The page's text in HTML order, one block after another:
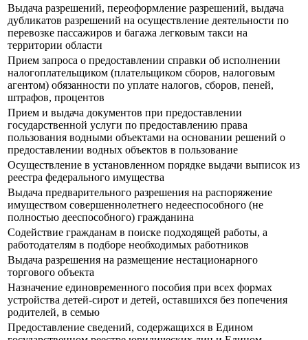
Выдача разрешений, переоформление разрешений, выдача
дубликатов разрешений на осуществление деятельности по
перевозке пассажиров и багажа легковым такси на
территории области
Прием запроса о предоставлении справки об исполнении
налогоплательщиком (плательщиком сборов, налоговым
агентом) обязанности по уплате налогов, сборов, пеней,
штрафов, процентов
Прием и выдача документов при предоставлении
государственной услуги по предоставлению права
пользования водными объектами на основании решений о
предоставлении водных объектов в пользование
Осуществление в установленном порядке выдачи выписок из
реестра федерального имущества
Выдача предварительного разрешения на распоряжение
имуществом совершеннолетнего недееспособного (не
полностью дееспособного) гражданина
Содействие гражданам в поиске подходящей работы, а
работодателям в подборе необходимых работников
Выдача разрешения на размещение нестационарного
торгового объекта
Назначение единовременного пособия при всех формах
устройства детей-сирот и детей, оставшихся без попечения
родителей, в семью
Предоставление сведений, содержащихся в Едином